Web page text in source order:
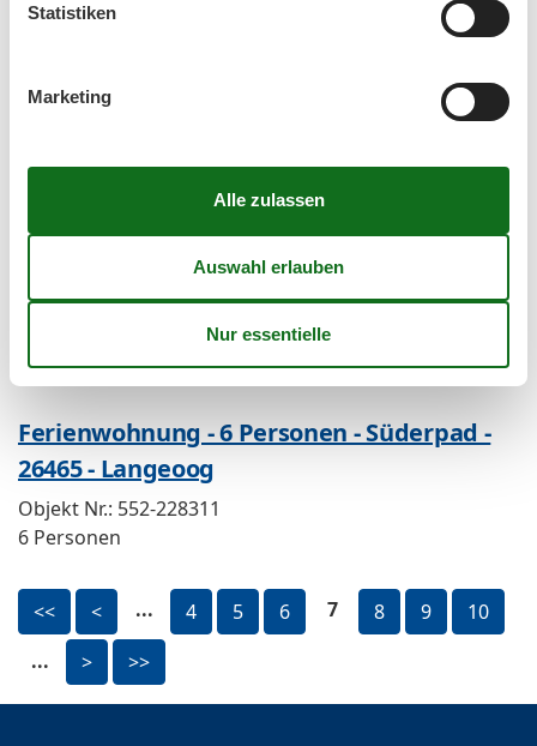
6 Personen
Ferienwohnung - 8 Personen -
Objekt Nr.:552-230993
Ferienwohnung - 5 Personen - Wiesenweg -
26465 - Langeoog
552-230690
5 Personen
Ferienwohnung - 6 Personen - Süderpad -
26465 - Langeoog
Objekt Nr.: 552-228311
6 Personen
<< < ... 4 5 6 7 8 9
10
...
> >>
Statistiken
Marketing